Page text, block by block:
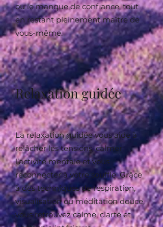
ou le manque de confiance, tout
en restant pleinement maître de
vous-même.
Relaxation guidée
La relaxation guidée vous aide à
relâcher les tensions, calmer
l’activité mentale et vous
reconnecter à votre souffle. Grâce
à des techniques de respiration,
visualisation ou méditation douce,
vous retrouvez calme, clarté et